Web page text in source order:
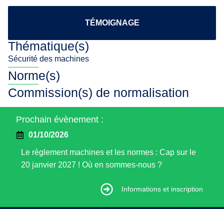
TÉMOIGNAGE
Thématique(s)
Sécurité des machines
Norme(s)
Commission(s) de normalisation
Prochain évènement :
01/10/2026
Le règlement machines et les normes : Cap sur le
20 janvier 2027 ! Où en sommes-nous ?
Informations et inscription